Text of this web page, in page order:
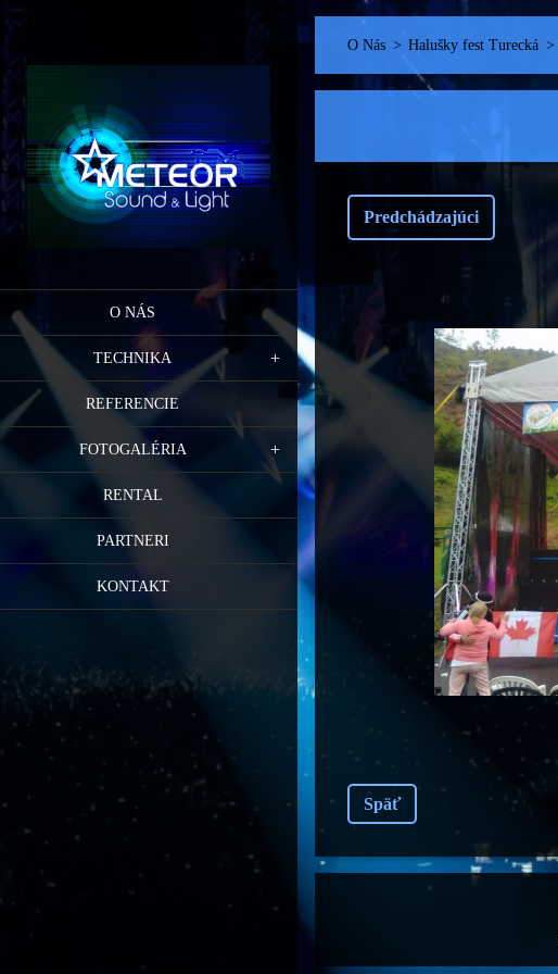
O NÁS
TECHNIKA
REFERENCIE
FOTOGALÉRIA
RENTAL
PARTNERI
KONTAKT
O Nás > Halušky fest Turecká >
Predchádzajúci
Späť